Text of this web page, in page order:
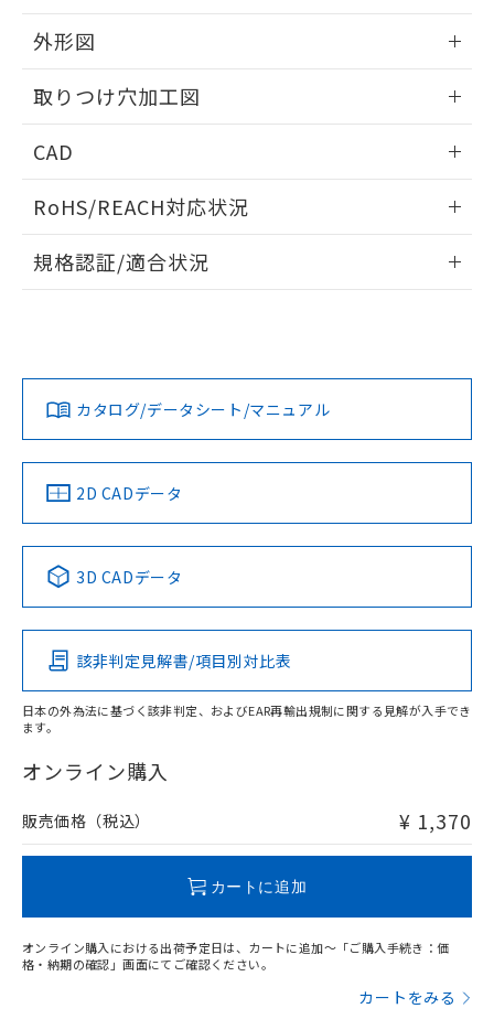
外形図
取りつけ穴加工図
CAD
ドすることができます。
ログイン/会員登録
ダウンロードデータをご利用いただく前に、以下を必ずお読
みください。
ソフトウェアの使用条件
RoHS/REACH対応状況
EU RoHS 注意事項・凡例
対応済み
中国 RoHS 注意事項・凡例
Pb Hg Cd Cr(VI)
O
在庫等で未対応品が混在する可能性があります。
問い合わせください。
規格認証/適合状況
カタログ/データシート/マニュアル
2D CADデータ
3D CADデータ
該非判定見解書/項目別対比表
日本の外為法に基づく該非判定、およびEAR再輸出規制に関する見解が入手でき
ます。
オンライン購入
販売価格（税込） ¥ 1,370
カートに追加
オンライン購入における出荷予定日は、カートに追加～「ご購入手続き：価
格・納期の確認」画面にてご確認ください。
カートをみる
品・サービスに関するお客様との取
をご了承ください。
※当社の共同利用者とは、
下記の非含有証明書をダウンロードするこ
とができます。
EU RoHS指令（10物質）の非含有証明書
51物質の非含有証明書（当社基準）
※本証明書は発行日時点で非含有を証明す
ものではありません。
また、RoHS指令のフタル酸エステル類４
物質の対応では、対応完了までの期間は出
欄に対応日を記載しておりました。
既に当社にて対応品への在庫切替を完了